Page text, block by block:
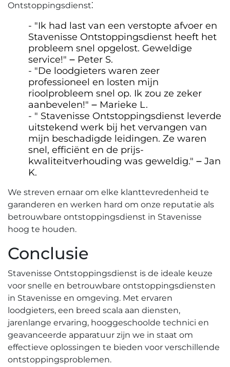
Ontstoppingsdienst⁚
"Ik had last van een verstopte afvoer en
Stavenisse Ontstoppingsdienst heeft het
probleem snel opgelost.​ Geweldige
service!​" ౼ Peter S.​
"De loodgieters waren zeer
professioneel en losten mijn
rioolprobleem snel op.​ Ik zou ze zeker
aanbevelen!​" ౼ Marieke L.
" Stavenisse Ontstoppingsdienst leverde
uitstekend werk bij het vervangen van
mijn beschadigde leidingen.​ Ze waren
snel, efficiënt en de prijs-
kwaliteitverhouding was geweldig." ౼ Jan
K.
We streven ernaar om elke klanttevredenheid te
garanderen en werken hard om onze reputatie als
betrouwbare ontstoppingsdienst in Stavenisse
hoog te houden.​
Conclusie
Stavenisse Ontstoppingsdienst is de ideale keuze
voor snelle en betrouwbare ontstoppingsdiensten
in Stavenisse en omgeving.​ Met ervaren
loodgieters, een breed scala aan diensten,
jarenlange ervaring, hooggeschoolde technici en
geavanceerde apparatuur zijn we in staat om
effectieve oplossingen te bieden voor verschillende
ontstoppingsproblemen.​